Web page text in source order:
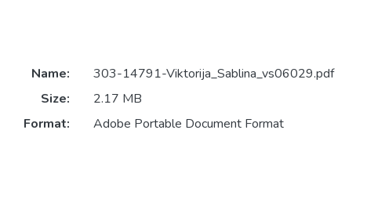
Name:
303-14791-Viktorija_Sablina_vs06029.pdf
Size:
2.17 MB
Format:
Adobe Portable Document Format